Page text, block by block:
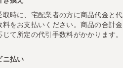
取時に、宅配業者の方に商品代金と代
料をお支払いください。商品の合計金
じて所定の代引手数料がかかります。
ニ払い